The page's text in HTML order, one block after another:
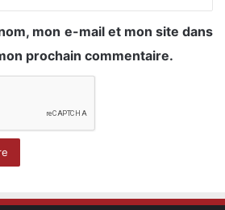
mon e-mail et mon site dans
prochain commentaire.